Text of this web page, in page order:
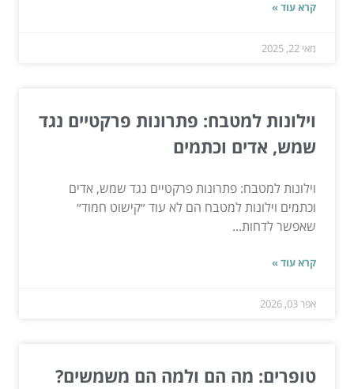
קרא עוד »
מאי 22, 2025
וילונות למטבח: פתרונות פרקטיים נגד
שמש, אדים וכתמים
וילונות למטבח: פתרונות פרקטיים נגד שמש, אדים
וכתמים וילונות למטבח הם לא עוד ״קישוט חמוד״
שאפשר לדחות...
קרא עוד »
אפר 03, 2026
טופרים: מה הם ולמה הם משמשים?